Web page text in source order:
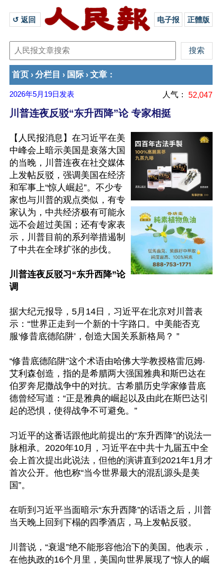
↺ 返回 电子报 正體版
首页 › 分栏目 › 国际 › 文章 ：
2026年5月19日 发表 人气： 52,047
川普连夜反驳“东升西降”论 专家相挺
【人民报消息】在习近平在美
中峰会上暗示美国是衰落大国
的当晚，川普连夜在社交媒体
上发帖反驳，强调美国在经济
和军事上“惊人崛起”。不少专
家也与川普的观点类似，有专
家认为，中共经济极有可能永
远不会超过美国；还有专家表
示，川普目前的系列举措遏制
了中共在全球扩张的步伐。
川普连夜反驳习“东升西降”论
调
据大纪元报导，5月14日，习近平在北京对川普表
示：“世界正走到一个新的十字路口。中美能否克
服‘修昔底德陷阱’，创造大国关系新格局？ ”
“修昔底德陷阱”这个术语由哈佛大学教授格雷厄姆‧
艾利森创造，指的是希腊两大强国雅典和斯巴达在
伯罗奔尼撒战争中的对抗。古希腊历史学家修昔底
德曾经写道：“正是雅典的崛起以及由此在斯巴达引
起的恐惧，使得战争不可避免。”
习近平的这番话跟他此前提出的“东升西降”的说法一
脉相承。2020年10月，习近平在中共十九届五中全
会上首次提出此说法，但他的演讲直到2021年1月才
首次公开。他也称“当今世界最大的混乱源头是美
国”。
在听到习近平当面暗示“东升西降”的话语之后，川普
当天晚上回到下榻的四季酒店，马上发帖反驳。
川普说，“衰退”绝不能形容他治下的美国。他表示，
在他执政的16个月里，美国向世界展现了“惊人的崛